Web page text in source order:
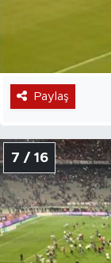
Paylaş
7 / 16